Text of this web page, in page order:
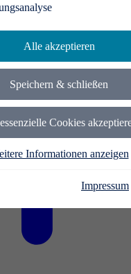
Alle akzeptieren
Speichern & schließen
Cookies
Informationen anzeigen
Impressum
Bühne